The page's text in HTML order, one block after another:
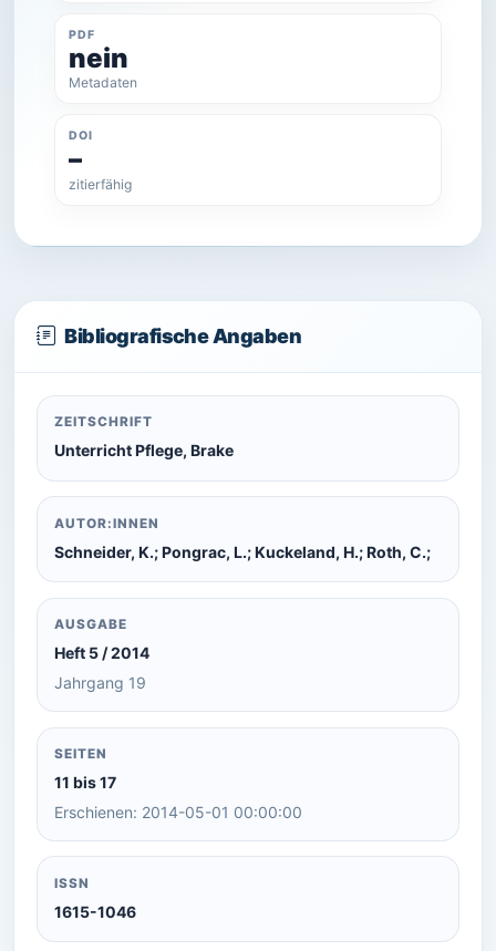
PDF
nein
Metadaten
DOI
–
zitierfähig
Bibliografische Angaben
ZEITSCHRIFT
Unterricht Pflege, Brake
AUTOR:INNEN
Schneider, K.; Pongrac, L.; Kuckeland, H.; Roth, C.;
AUSGABE
Heft 5 / 2014
Jahrgang 19
SEITEN
11 bis 17
Erschienen: 2014-05-01 00:00:00
ISSN
1615-1046